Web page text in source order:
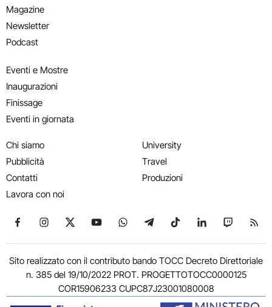
Magazine
Newsletter
Podcast
Eventi e Mostre
Inaugurazioni
Finissage
Eventi in giornata
Chi siamo
Pubblicità
Contatti
Lavora con noi
University
Travel
Produzioni
Seguici su Facebook
Seguici su Instagram
Seguici su X
Seguici su YouTube
Seguici su WhatsApp
Seguici su Telegram
Seguici su TikTok
Seguici su
Seguici
Sito realizzato con il contributo bando TOCC Decreto Direttoriale
n. 385 del 19/10/2022 PROT. PROGETTOTOCC0000125
COR15906233 CUPC87J23001080008